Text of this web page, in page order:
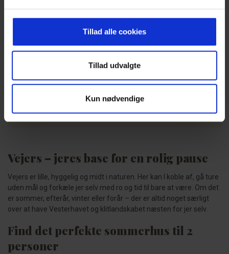
Tillad alle cookies
Tillad udvalgte
Kun nødvendige
Romantisk getaway
Uanset om det er jeres første ferie sammen eller én af
gåture, stearinlys og ingen planer.
Vejers – jeres base for en rolig pause
Vejers er lille, hyggelig og midt i naturen. Her kan I koble af, gå ture
uden mål og forkæle jer selv med ro og tid til bare at være. Om det
er sommer, efterår, vinter eller forår – der er altid noget særligt
over at have Vesterhavet og klitlandskabet næsten for jer selv.
Find det perfekte sommerhus til 2
personer